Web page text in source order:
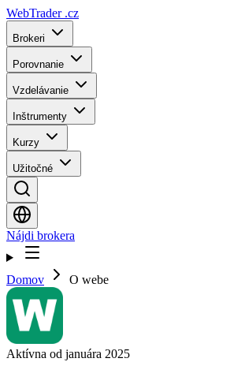
WebTrader .cz
Brokeri
Porovnanie
Vzdelávanie
Inštrumenty
Kurzy
Užitočné
Nájdi brokera
Domov O webe
Aktívna od januára 2025